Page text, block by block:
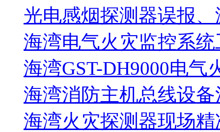
光电感烟探测器误报
海湾电气火灾监控系统
海湾GST-DH9000电气
海湾消防主机总线设备
海湾火灾探测器现场